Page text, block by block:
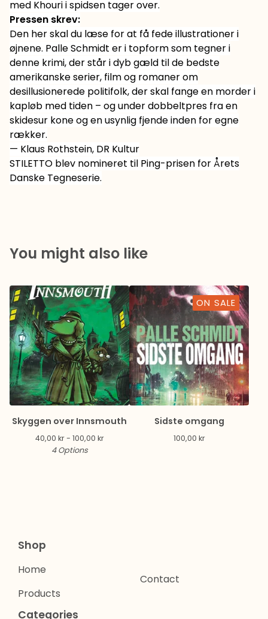
med Khouri i spidsen tager over.
Pressen skrev:
Den her skal du læse for at få fede illustrationer i
øjnene. Palle Schmidt er i topform som tegner i
denne krimi, der står i dyb gæld til de bedste
amerikanske serier, film og romaner om
desillusionerede politifolk, der skal fange en morder i
kapløb med tiden – og under dobbeltpres fra en
skidesur kone og en usynlig fjende inden for egne
rækker.
— Klaus Rothstein, DR Kultur
STILETTO blev nomineret til Ping-prisen for Årets
Danske Tegneserie.
You might also like
Skyggen over Innsmouth
40,00 kr- 100,00 kr
4 Options
ON SALE
Sidste omgang
100,00 kr
Shop
Home
Products
Contact
Categories